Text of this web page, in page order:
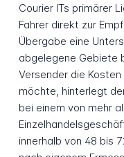
Courier ITs primärer
Fahrer direkt zur
Übergabe eine
abgelegene Gebiete
Versender die
möchte, hinterlegt
bei einem von mehr
innerhalb von 48 bis